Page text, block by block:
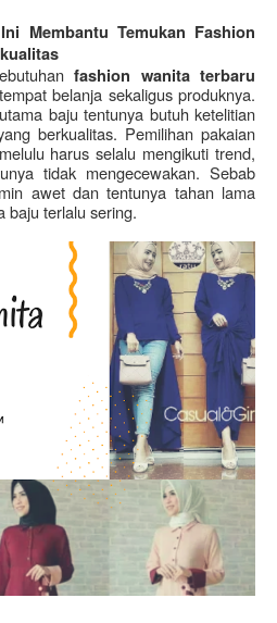
Membantu Temukan Fashion
belanja sekaligus produknya.
baju tentunya butuh ketelitian
berkualitas. Pemilihan pakaian
harus selalu mengikuti trend,
tidak mengecewakan. Sebab
awet dan tentunya tahan lama
baju terlalu sering.